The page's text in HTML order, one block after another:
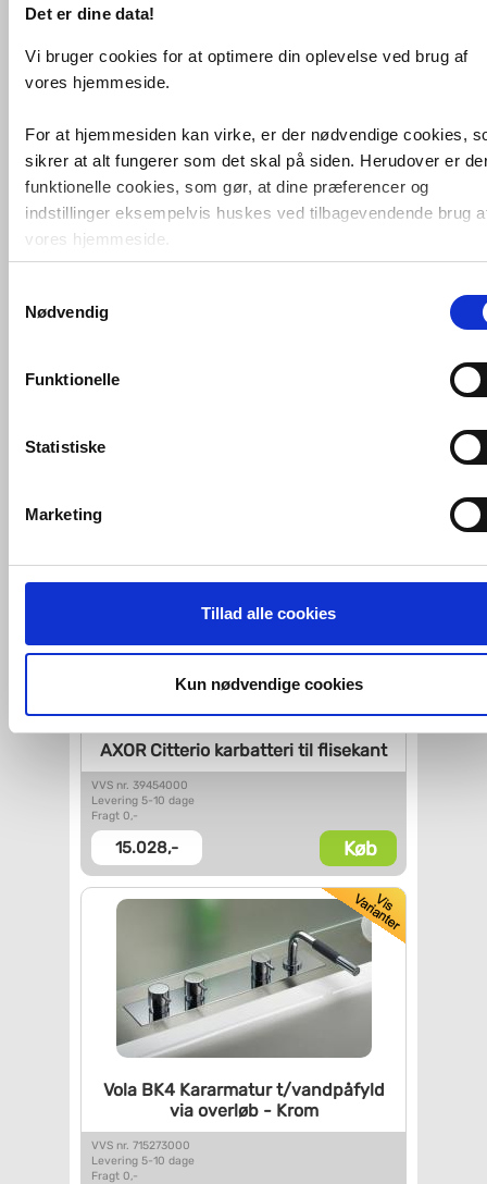
Det er dine data!
Vi bruger cookies for at optimere din oplevelse ved brug af
vores hjemmeside.
For at hjemmesiden kan virke, er der nødvendige cookies,
sikrer at alt fungerer som det skal på siden. Herudover er
funktionelle cookies, som gør, at dine præferencer og
indstillinger eksempelvis huskes ved tilbagevendende brug
vores hjemmeside.
Foruden nødvendige og funktionelle cookies er der
cookies. Disse bruger vi bl.a. til at måle trafik, omsætning,
marketingcookies, som vi bruger til at målrette vores
markedsføring med henblik på annonceindhold, som giver
cookies. Ved at klikke 'Vis detaljer' nedenfor kan du se
tredjeparts cookies, som vores hjemmeside benytter.
Hvis du accepterer alle cookies, så giver du samtykke til de
ovenfor nævnte formål med de pågældende cookies. Du har
og fra nedenfor. Til enhver tid er det ligeledes muligt, at
dit samtykke, hvis du måtte ønske det.
Du kan se mere om, hvordan vi behandler dine
personoplysninger, ved at klikkeher.
Nødvendig
Funktionelle
Statistiske
Marketing
Tillad alle cookies
Kun nødvendige cookies
VVS nr. 725575104
Fragt 0,-
14.138,-
Fragt 0,-
AXOR Citterio karbatteri til flisekant
VVS nr. 39454000
Levering 5-10 dage
Fragt 0,-
15.028,- Køb
Vola BK4 Kararmaturt/vandpåfyld
via overløb -Krom
VVS nr. 715273000
Levering 5-10 dage
Fragt 0,-